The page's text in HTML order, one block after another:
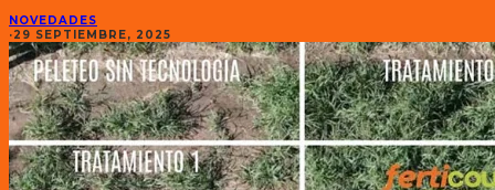
NOVEDADES
·29 SEPTIEMBRE, 2025